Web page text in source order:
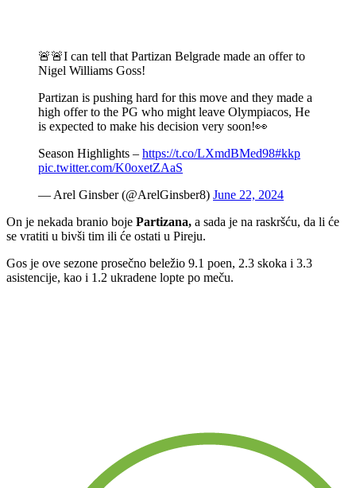
🚨🚨I can tell that Partizan Belgrade made an offer to
Nigel Williams Goss!
Partizan is pushing hard for this move and they made a
high offer to the PG who might leave Olympiacos, He
is expected to make his decision very soon!👀
Season Highlights – https://t.co/LXmdBMed98#kkp
pic.twitter.com/K0oxetZAaS
— Arel Ginsber (@ArelGinsber8) June 22, 2024
On je nekada branio boje Partizana, a sada je na raskršću, da li će
se vratiti u bivši tim ili će ostati u Pireju.
Gos je ove sezone prosečno beležio 9.1 poen, 2.3 skoka i 3.3
asistencije, kao i 1.2 ukradene lopte po meču.